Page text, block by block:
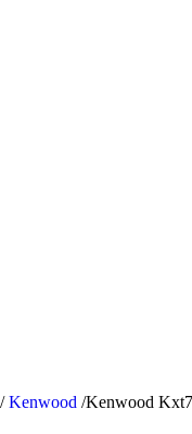
/ Kenwood /Kenwood